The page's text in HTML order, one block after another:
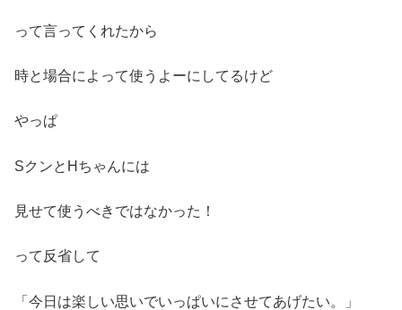
って言ってくれたから
時と場合によって使うよーにしてるけど
やっぱ
SクンとHちゃんには
見せて使うべきではなかった！
って反省して
「今日は楽しい思いでいっぱいにさせてあげたい。」